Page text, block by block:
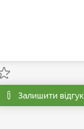
Залишити відгук